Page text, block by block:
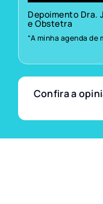
Depoimento Dra.
e Obstetra
“A minha agenda de
Confira a